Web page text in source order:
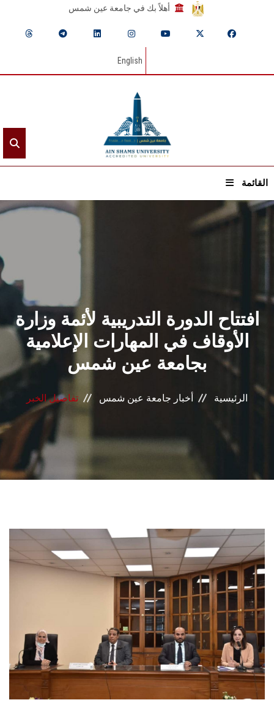
أهلاً بك في جامعة عين شمس
English
القائمة
الرئيسيـة
القطاعـات
الشئون الأكاديمية
البحث العلمي
المراكز والوحدات
الأنظمة الذكية
الخريجين
الموظفون
افتتاح الدورة التدريبية لأئمة وزارة
الأوقاف في المهارات الإعلامية
بجامعة عين شمس
الرئيسية أخبار جامعة عين شمس تفاصيل الخبر